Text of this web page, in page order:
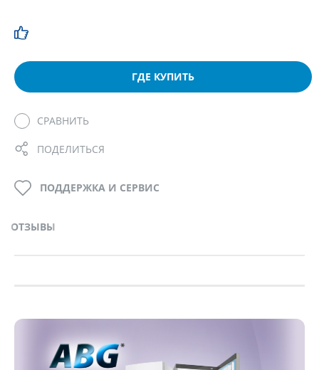
ГДЕ КУПИТЬ
СРАВНИТЬ
ПОДЕЛИТЬСЯ
ОТЗЫВЫ
ПОДДЕРЖКА И СЕРВИС